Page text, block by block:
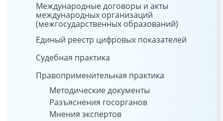
Международные договоры и акты
международных организаций
(межгосударственных образований)
Единый реестр цифровых показателей
Судебная практика
Правоприменительная практика
Методические документы
Разъяснения госорганов
Мнения экспертов